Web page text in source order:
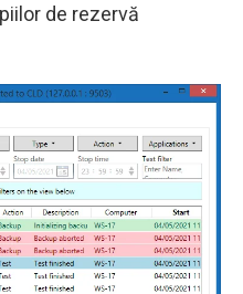
de rezervă